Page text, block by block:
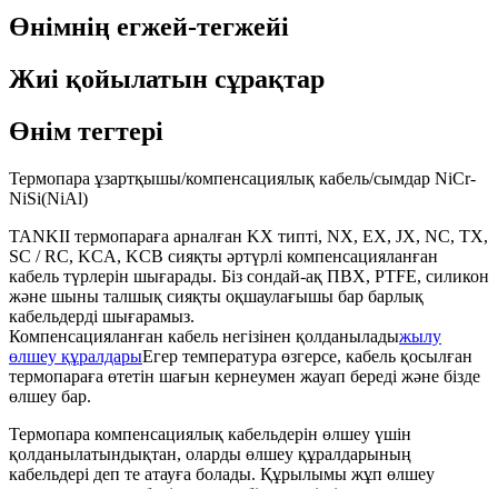
Өнімнің егжей-тегжейі
Жиі қойылатын сұрақтар
Өнім тегтері
Термопара ұзартқышы/компенсациялық кабель/сымдар NiCr-
NiSi(NiAl)
TANKII термопараға арналған KX типті, NX, EX, JX, NC, TX,
SC / RC, KCA, KCB сияқты әртүрлі компенсацияланған
кабель түрлерін шығарады. Біз сондай-ақ ПВХ, PTFE, силикон
және шыны талшық сияқты оқшаулағышы бар барлық
кабельдерді шығарамыз.
Компенсацияланған кабель негізінен қолданыладыжылу
өлшеу құралдарыЕгер температура өзгерсе, кабель қосылған
термопараға өтетін шағын кернеумен жауап береді және бізде
өлшеу бар.
Термопара компенсациялық кабельдерін өлшеу үшін
қолданылатындықтан, оларды өлшеу құралдарының
кабельдері деп те атауға болады. Құрылымы жұп өлшеу